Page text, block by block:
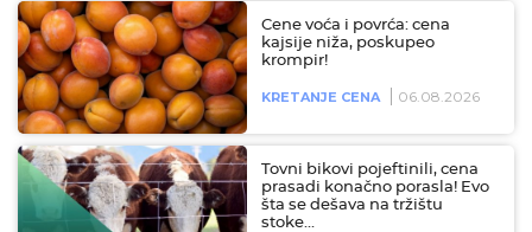
Cene voća i povrća: cena
kajsije niža, poskupeo
krompir!
KRETANJE CENA 06.08.2026
Tovni bikovi pojeftinili, cena
prasadi konačno porasla! Evo
šta se dešava na tržištu
stoke…